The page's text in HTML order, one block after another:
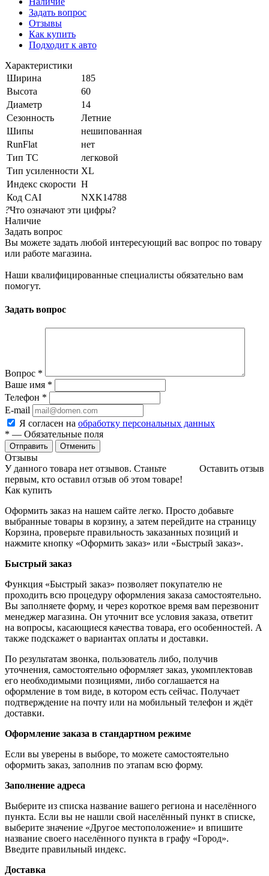
Задать вопрос
Отзывы
Как купить
Подходит к авто
Характеристики
Ширина
185
Высота
60
Диаметр
14
Сезонность
Летние
Шипы
нешипованная
RunFlat
нет
Тип ТС
легковой
Тип усиленности XL
Индекс скорости H
Код CAI
NXK14788
?Что означают эти цифры?
Наличие
Задать вопрос
Вы можете задать любой интересующий вас вопрос по товару
или работе магазина.
Наши квалифицированные специалисты обязательно вам
помогут.
Задать вопрос
Вопрос *
Ваше имя *
Телефон *
E-mail
Я согласен на обработку персональных данных
* — Обязательные поля
Отменить
Отзывы
Оставить отзыв
У данного товара нет отзывов. Станьте
первым, кто оставил отзыв об этом товаре!
Как купить
Оформить заказ на нашем сайте легко. Просто добавьте
выбранные товары в корзину, а затем перейдите на страницу
Корзина, проверьте правильность заказанных позиций и
нажмите кнопку «Оформить заказ» или «Быстрый заказ».
Быстрый заказ
Функция «Быстрый заказ» позволяет покупателю не
проходить всю процедуру оформления заказа самостоятельно.
Вы заполняете форму, и через короткое время вам перезвонит
менеджер магазина. Он уточнит все условия заказа, ответит
на вопросы, касающиеся качества товара, его особенностей. А
также подскажет о вариантах оплаты и доставки.
По результатам звонка, пользователь либо, получив
уточнения, самостоятельно оформляет заказ, укомплектовав
его необходимыми позициями, либо соглашается на
оформление в том виде, в котором есть сейчас. Получает
подтверждение на почту или на мобильный телефон и ждёт
доставки.
Оформление заказа в стандартном режиме
Если вы уверены в выборе, то можете самостоятельно
оформить заказ, заполнив по этапам всю форму.
Заполнение адреса
Выберите из списка название вашего региона и населённого
пункта. Если вы не нашли свой населённый пункт в списке,
выберите значение «Другое местоположение» и впишите
название своего населённого пункта в графу «Город».
Введите правильный индекс.
Доставка